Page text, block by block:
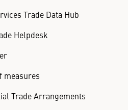
Trade Data Hub
Helpdesk
measures
Trade Arrangements